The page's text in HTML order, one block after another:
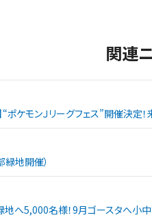
関連
“ポケモンＪリーグフェス”開催決
緑地開催）
地へ5,000名様！9月ゴースタへ小